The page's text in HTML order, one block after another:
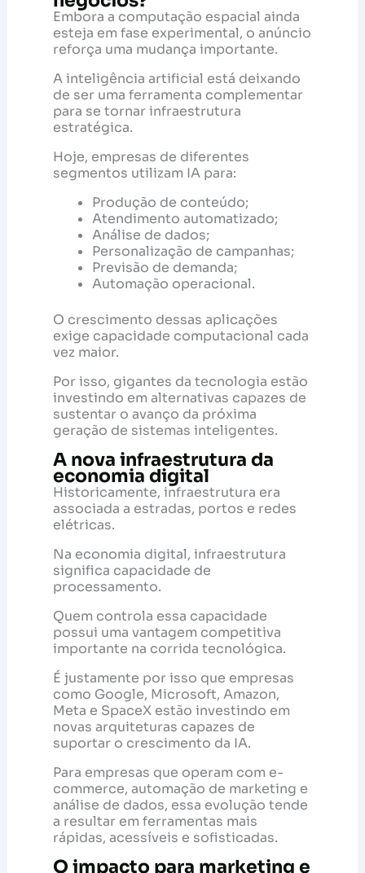
Embora a computação espacial ainda
esteja em fase experimental, o anúncio
reforça uma mudança importante.
A inteligência artificial está deixando
de ser uma ferramenta complementar
para se tornar infraestrutura
estratégica.
Hoje, empresas de diferentes
segmentos utilizam IA para:
Produção de conteúdo;
Atendimento automatizado;
Análise de dados;
Personalização de campanhas;
Previsão de demanda;
Automação operacional.
O crescimento dessas aplicações
exige capacidade computacional cada
vez maior.
Por isso, gigantes da tecnologia estão
investindo em alternativas capazes de
sustentar o avanço da próxima
geração de sistemas inteligentes.
A nova infraestrutura da
economia digital
Historicamente, infraestrutura era
associada a estradas, portos e redes
elétricas.
Na economia digital, infraestrutura
significa capacidade de
processamento.
Quem controla essa capacidade
possui uma vantagem competitiva
importante na corrida tecnológica.
É justamente por isso que empresas
como Google, Microsoft, Amazon,
Meta e SpaceX estão investindo em
novas arquiteturas capazes de
suportar o crescimento da IA.
Para empresas que operam com e-
commerce, automação de marketing e
análise de dados, essa evolução tende
a resultar em ferramentas mais
rápidas, acessíveis e sofisticadas.
O impacto para marketing e